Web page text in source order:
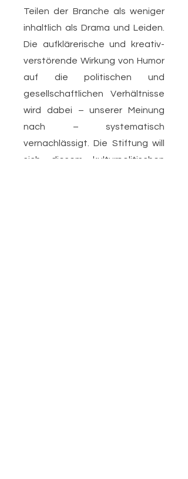
Teilen der Branche als weniger
inhaltlich als Drama und Leiden.
Die aufklärerische und kreativ-
verstörende Wirkung von Humor
auf die politischen und
gesellschaftlichen Verhältnisse
wird dabei – unserer Meinung
nach – systematisch
vernachlässigt. Die Stiftung will
sich diesem kulturpolitischen